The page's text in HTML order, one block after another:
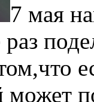
7 мая
может